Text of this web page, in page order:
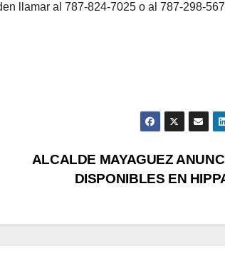
llamar al 787-824-7025 o al 787-298-
ALCALDE MAYAGUEZ
DISPONIBLES EN